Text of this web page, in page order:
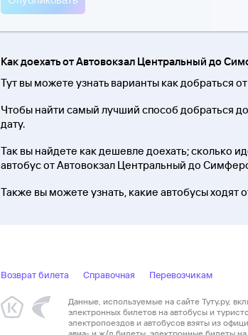
Как доехать от Автовокзал Центральный до
Тут вы можете узнать варианты как
Чтобы найти самый лучший способ добраться
дату.
Так вы найдете как дешевле доехать; сколько
автобус от Автовокзал Центральный до
Также вы можете узнать, какие автобусы
Возврат билета Справочная Перевозчикам
Данные, используемые на сайте Туту.ру,
электронных билетов на автобусы и
электропоездов и автобусов взяты из